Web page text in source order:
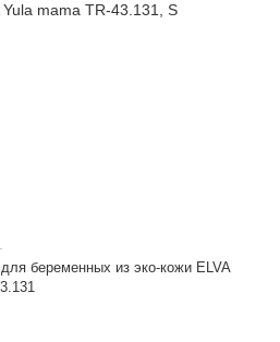
беременных из эко-кожи ELVA